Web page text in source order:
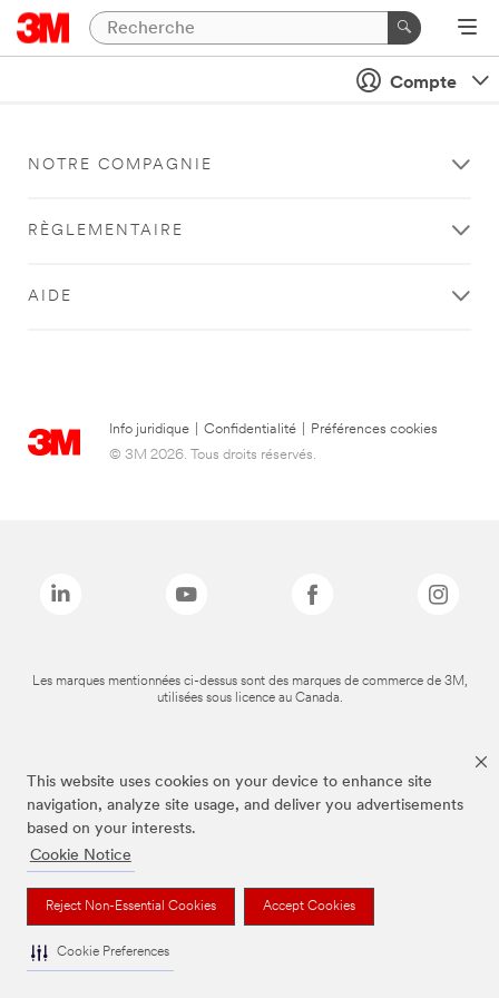
This website uses cookies on your device to enhance site
navigation, analyze site usage, and deliver you advertisements
based on your interests.
Cookie Notice
Reject Non-Essential Cookies Accept Cookies
Cookie Preferences
Compte
NOTRE COMPAGNIE
RÈGLEMENTAIRE
AIDE
Info juridique Confidentialité
Préférences cookies
© 3M 2026. Tous droits réservés.
Les marques mentionnées ci-dessus sont des marques de commerce de 3M,
utilisées sous licence au Canada.